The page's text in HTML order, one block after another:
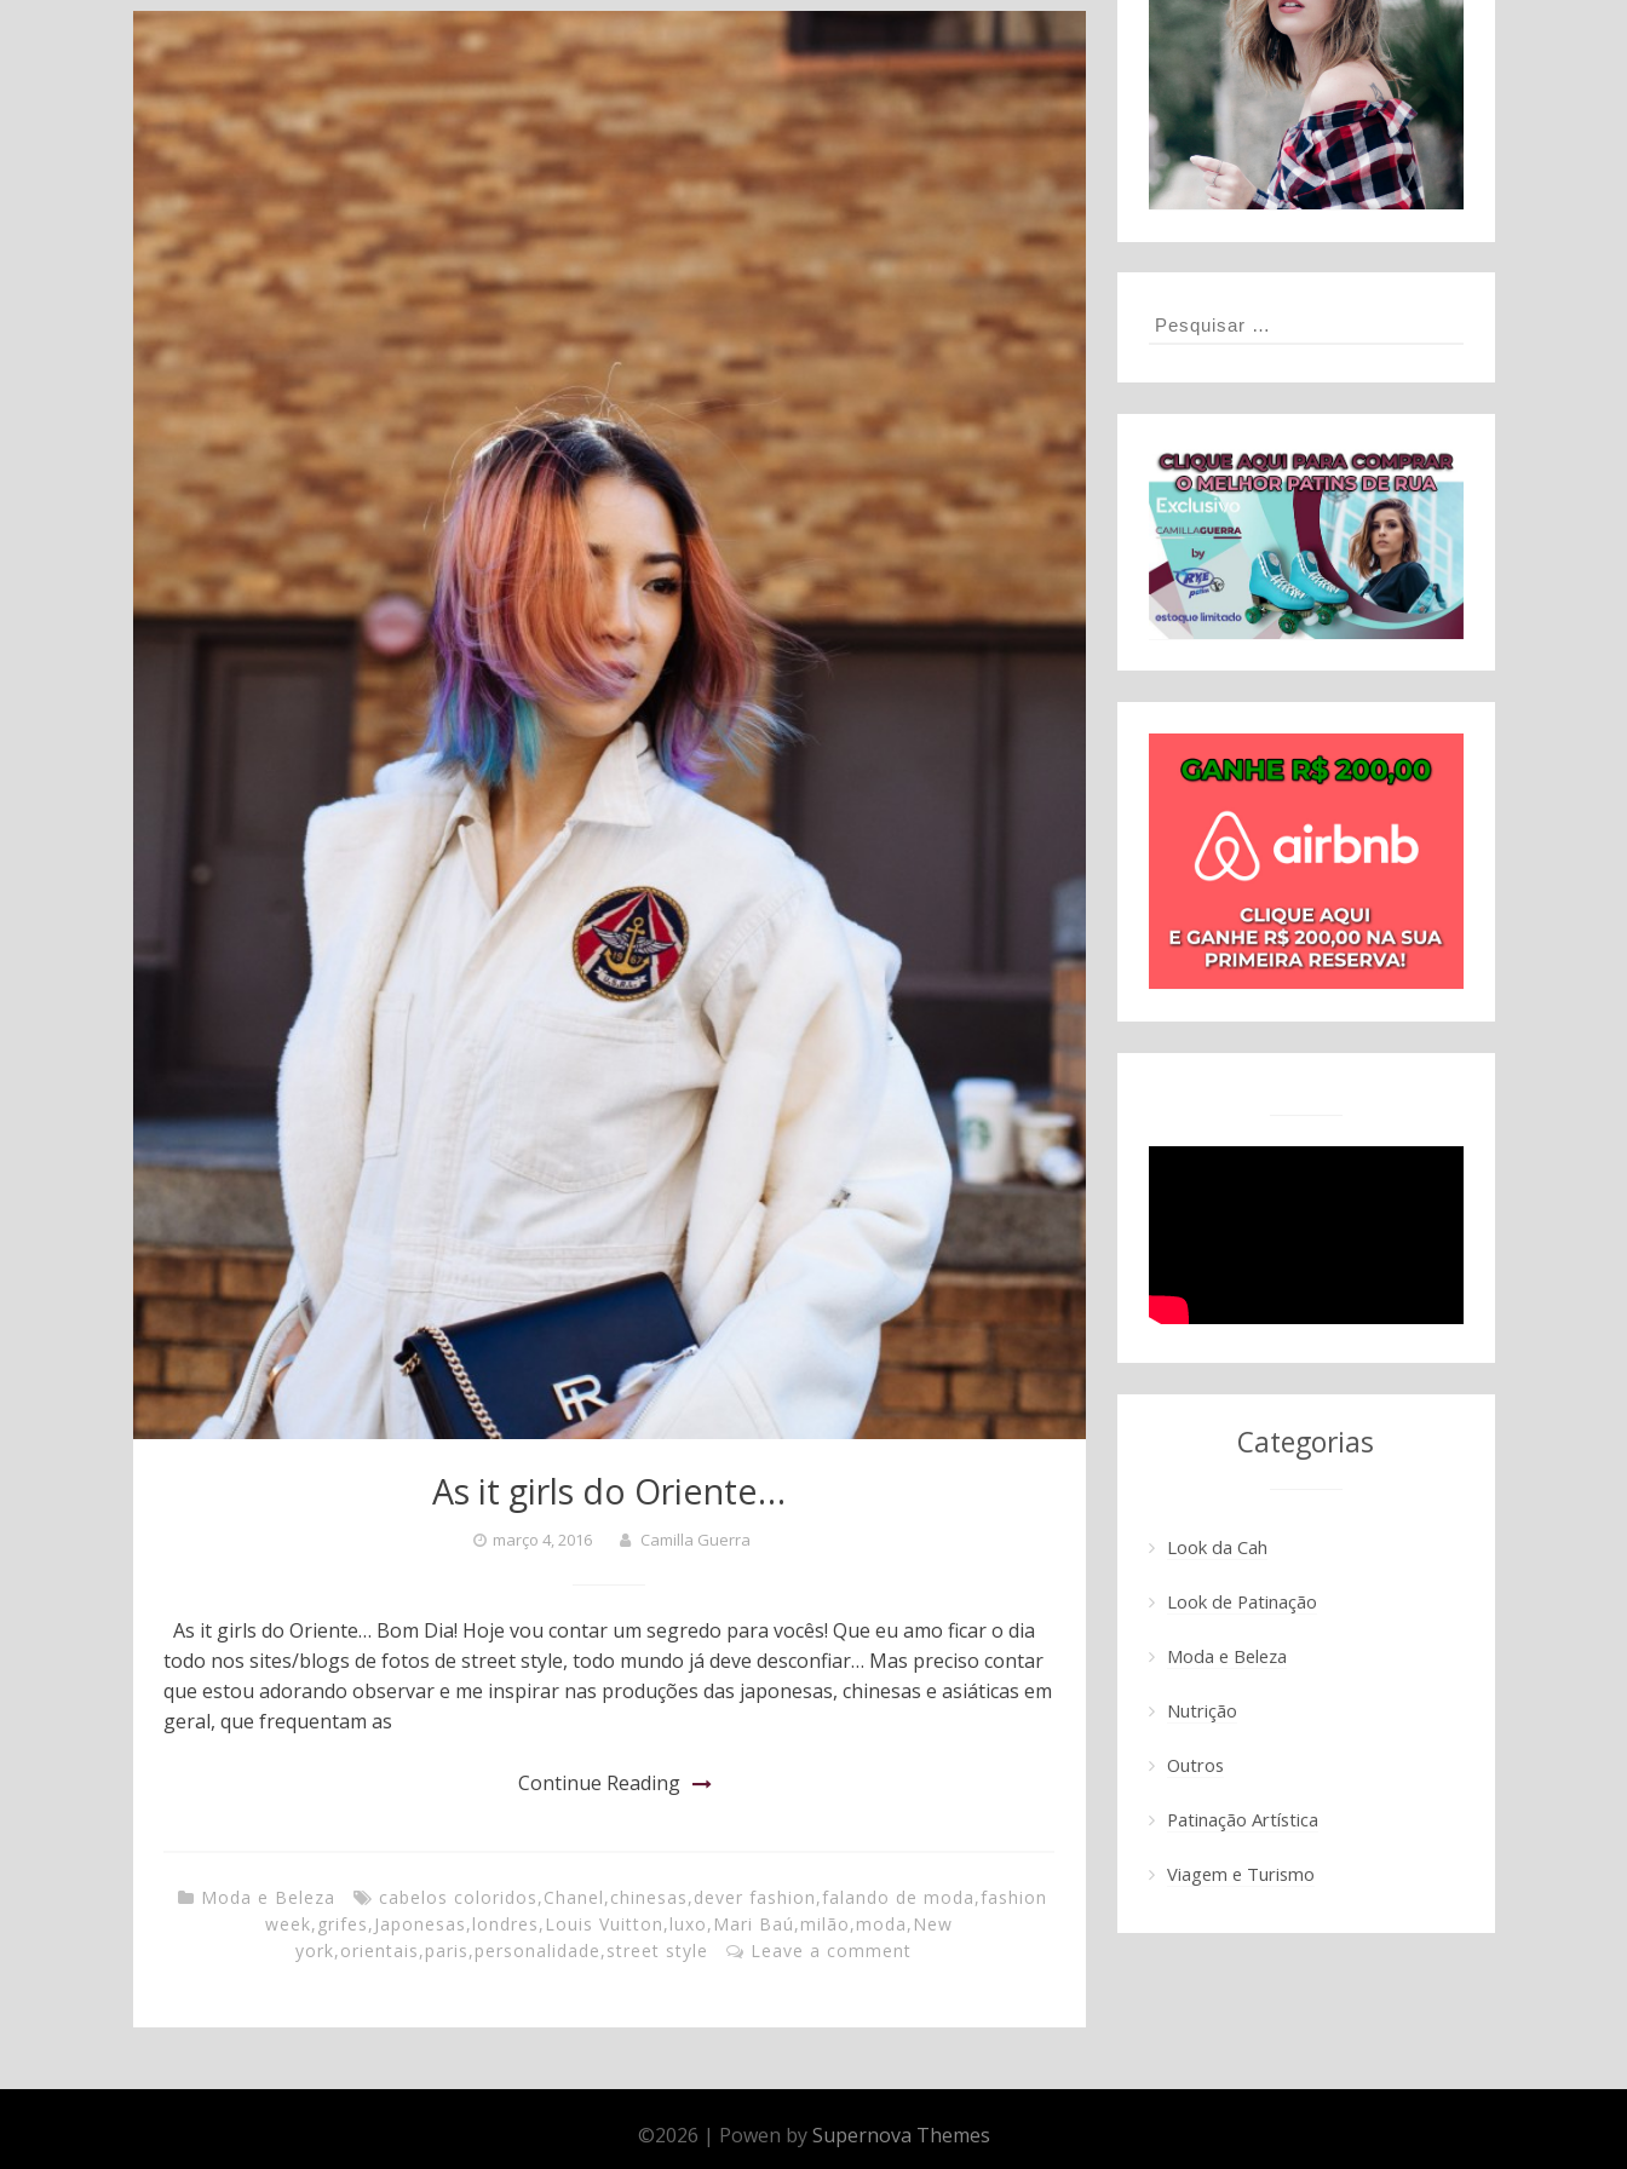
As it girls do Oriente…
março 4, 2016 Camilla Guerra
As it girls do Oriente… Bom Dia! Hoje vou contar um segredo para vocês! Que eu amo ficar o dia
todo nos sites/blogs de fotos de street style, todo mundo já deve desconfiar… Mas preciso contar
que estou adorando observar e me inspirar nas produções das japonesas, chinesas e asiáticas em
geral, que frequentam as
Continue Reading
Moda e Beleza cabelos coloridos,Chanel,chinesas,dever fashion,falando de moda,fashion
week, grifes, Japonesas,londres, Louis Vuitton,luxo, Mari Baú,milão,moda, New
york,orientais,paris,personalidade,street style Leave a comment
Categorias
Look da Cah
Look de Patinação
Moda e Beleza
Nutrição
Outros
Patinação Artística
Viagem e Turismo
©2026 | Powen by Supernova Themes